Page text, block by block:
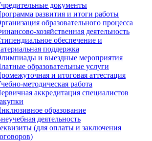
документы
развития и итоги работы
образовательного процесса
хозяйственная деятельность
обеспечение и
поддержка
и выездные мероприятия
образовательные услуги
и итоговая аттестация
методическая работа
аккредитация специалистов
образование
деятельность
(для оплаты и заключения